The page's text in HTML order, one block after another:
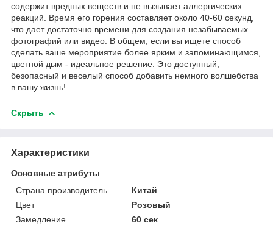
содержит вредных веществ и не вызывает аллергических
реакций. Время его горения составляет около 40-60 секунд,
что дает достаточно времени для создания незабываемых
фотографий или видео. В общем, если вы ищете способ
сделать ваше мероприятие более ярким и запоминающимся,
цветной дым - идеальное решение. Это доступный,
безопасный и веселый способ добавить немного волшебства
в вашу жизнь!
Скрыть
Характеристики
Основные атрибуты
Страна производитель
Китай
Цвет
Розовый
Замедление
60 сек